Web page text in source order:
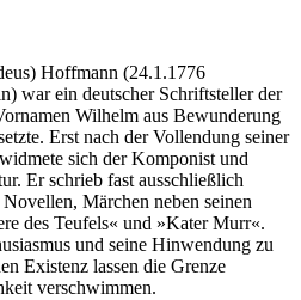
Hoffmann (24.1.1776
war ein deutscher Schriftsteller der
Wilhelm aus Bewunderung
Erst nach der Vollendung seiner
sich der Komponist und
Er schrieb fast ausschließlich
Märchen neben seinen
des Teufels« und »Kater Murr«.
und seine Hinwendung zu
Existenz lassen die Grenze
verschwimmen.